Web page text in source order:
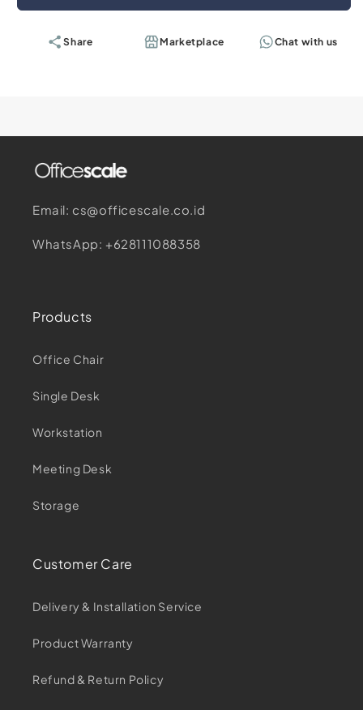
Share Marketplace Chat with us
Email: cs@officescale.co.id
WhatsApp: +628111088358
Products
Office Chair
Single Desk
Workstation
Meeting Desk
Storage
Customer Care
Delivery & Installation Service
Product Warranty
Refund & Return Policy